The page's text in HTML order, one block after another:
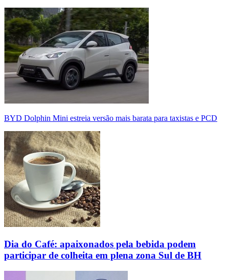
BYD Dolphin Mini estreia versão mais barata para taxistas e PCD
Dia do Café: apaixonados pela bebida podem
participar de colheita em plena zona Sul de BH